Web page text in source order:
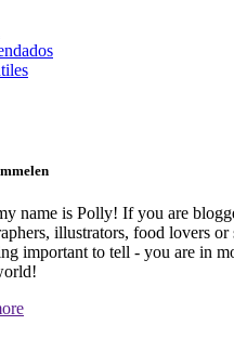
name is Polly! If you are
illustrators, food lovers
important to tell - you are in